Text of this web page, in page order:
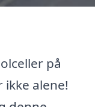
på
alene!